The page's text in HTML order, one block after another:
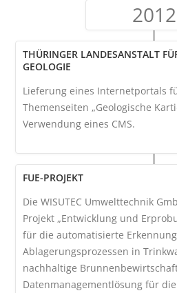
2012
THÜRINGER LANDESANSTALT
GEOLOGIE
Lieferung eines Internetportals
Themenseiten „Geologische
Verwendung eines CMS.
FUE-PROJEKT
Die WISUTEC Umwelttechnik
Projekt „Entwicklung und
für die automatisierte
Ablagerungsprozessen in
nachhaltige
Datenmanagementlösung für